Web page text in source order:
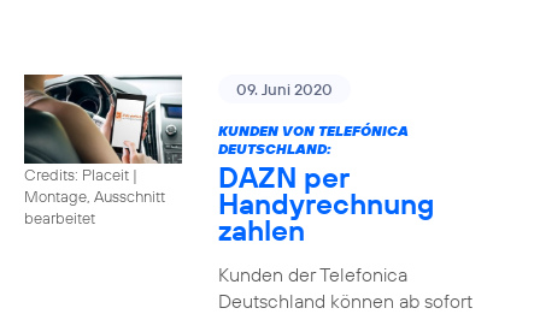
Credits: Placeit |
Montage, Ausschnitt
bearbeitet
09. Juni 2020
KUNDEN VON TELEFÓNICA
DEUTSCHLAND:
DAZN per
Handyrechnung
zahlen
Kunden der Telefonica
Deutschland können ab sofort